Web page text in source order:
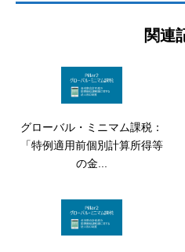
関連
グローバル・ミニマム課税：
「特例適用前個別計算所得等
の金...